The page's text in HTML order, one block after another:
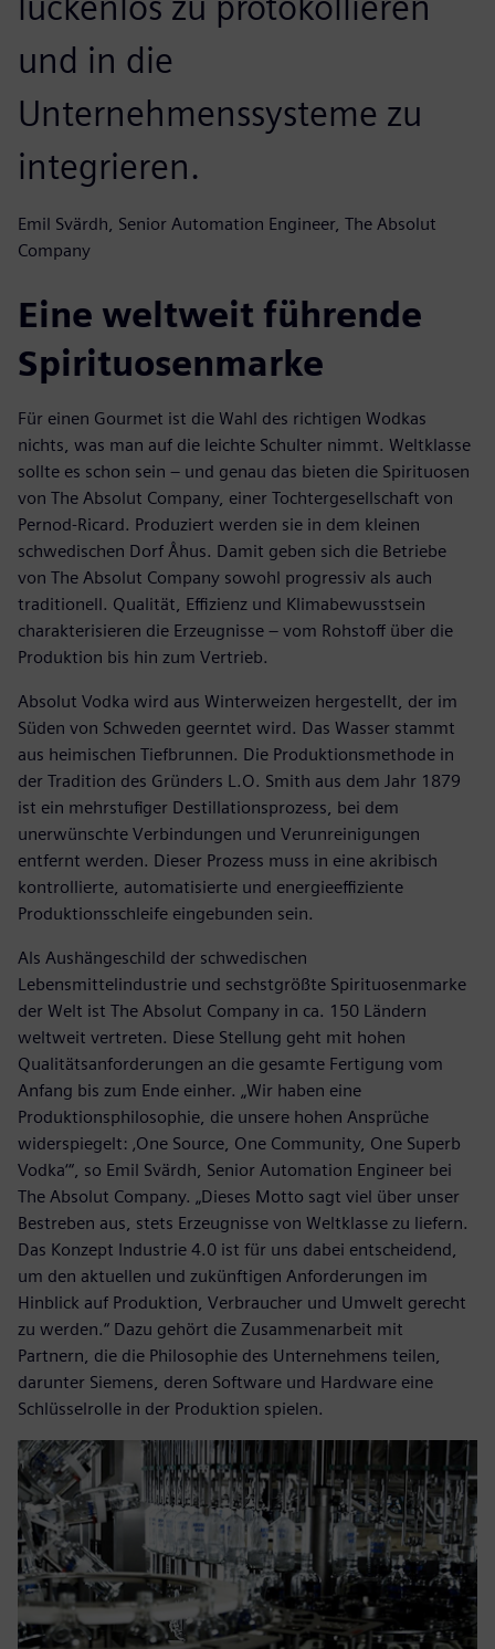
und in die
Unternehmenssysteme zu
integrieren.
Emil Svärdh, Senior Automation Engineer, The Absolut
Company
Eine weltweit führende
Spirituosenmarke
Für einen Gourmet ist die Wahl des richtigen Wodkas
nichts, was man auf die leichte Schulter nimmt. Weltklasse
sollte es schon sein – und genau das bieten die Spirituosen
von The Absolut Company, einer Tochtergesellschaft von
Pernod-Ricard. Produziert werden sie in dem kleinen
schwedischen Dorf Åhus. Damit geben sich die Betriebe
von The Absolut Company sowohl progressiv als auch
traditionell. Qualität, Effizienz und Klimabewusstsein
charakterisieren die Erzeugnisse – vom Rohstoff über die
Produktion bis hin zum Vertrieb.
Absolut Vodka wird aus Winterweizen hergestellt, der im
Süden von Schweden geerntet wird. Das Wasser stammt
aus heimischen Tiefbrunnen. Die Produktionsmethode in
der Tradition des Gründers L.O. Smith aus dem Jahr 1879
ist ein mehrstufiger Destillationsprozess, bei dem
unerwünschte Verbindungen und Verunreinigungen
entfernt werden. Dieser Prozess muss in eine akribisch
kontrollierte, automatisierte und energieeffiziente
Produktionsschleife eingebunden sein.
Als Aushängeschild der schwedischen
Lebensmittelindustrie und sechstgrößte Spirituosenmarke
der Welt ist The Absolut Company in ca. 150 Ländern
weltweit vertreten. Diese Stellung geht mit hohen
Qualitätsanforderungen an die gesamte Fertigung vom
Anfang bis zum Ende einher. „Wir haben eine
Produktionsphilosophie, die unsere hohen Ansprüche
widerspiegelt: ‚One Source, One Community, One Superb
Vodka‘“, so Emil Svärdh, Senior Automation Engineer bei
The Absolut Company. „Dieses Motto sagt viel über unser
Bestreben aus, stets Erzeugnisse von Weltklasse zu liefern.
Das Konzept Industrie 4.0 ist für uns dabei entscheidend,
um den aktuellen und zukünftigen Anforderungen im
Hinblick auf Produktion, Verbraucher und Umwelt gerecht
zu werden.“ Dazu gehört die Zusammenarbeit mit
Partnern, die die Philosophie des Unternehmens teilen,
darunter Siemens, deren Software und Hardware eine
Schlüsselrolle in der Produktion spielen.